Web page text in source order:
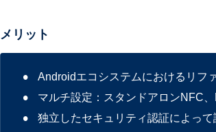
メリット
Androidエコシステムにおけるリフ
マルチ設定：スタンドアロンNFC
独立したセキュリティ認証によっ